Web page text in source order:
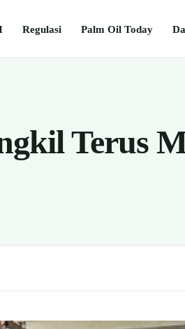
Regulasi Palm Oil Today
Terus